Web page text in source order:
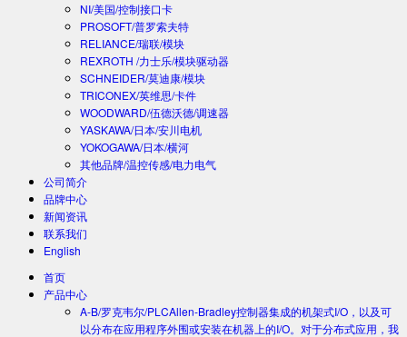
NI/美国/控制接口卡
PROSOFT/普罗索夫特
RELIANCE/瑞联/模块
REXROTH /力士乐/模块驱动器
SCHNEIDER/莫迪康/模块
TRICONEX/英维思/卡件
WOODWARD/伍德沃德/调速器
YASKAWA/日本/安川电机
YOKOGAWA/日本/横河
其他品牌/温控传感/电力电气
公司简介
品牌中心
新闻资讯
联系我们
English
首页
产品中心
A-B/罗克韦尔/PLCAllen-Bradley控制器集成的机架式I/O，以及可
以分布在应用程序外围或安装在机器上的I/O。对于分布式应用，我